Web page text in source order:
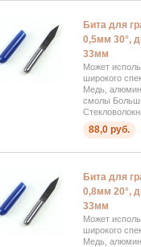
Бита для
0,5мм 30°,
33мм
Может
широкого
Медь,
смолы
88,0 руб.
Бита для
0,8мм 20°,
33мм
Может
широкого
Медь,